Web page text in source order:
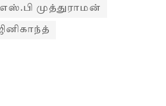
எஸ்.பி முத்துராமன்